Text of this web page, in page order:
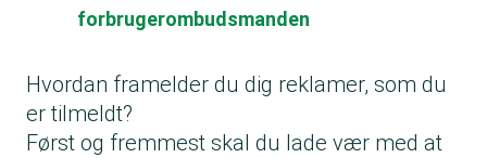
forbrugerombudsmanden
Hvordan framelder du dig reklamer, som du
er tilmeldt?
Først og fremmest skal du lade vær med at